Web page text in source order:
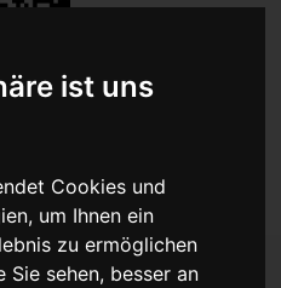
ist uns
Cookies und
um Ihnen ein
zu ermöglichen
Sie sehen, besser an
Wirtschaft
Firmennews